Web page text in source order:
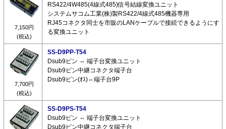
7,150円
(税込)
RS422/4W485(4線式485)信号結線変換ユニット
システムサコム工業(株)製RS422/4線式485機器専用
RJ45コネクタ同士を市販のLANケーブルで接続できるようにす
る変換ユニット
7,700円
(税込)
SS-D9PP-T54
Dsub9ピン ⇔ 端子台変換ユニット
Dsub9ピン中継コネクタ端子台
Dsub9ピン(ｵｽ)⇔端子台9P
SS-D9PS-T54
Dsub9ピン ⇔ 端子台変換ユニット
Dsub9ピン中継コネクタ端子台